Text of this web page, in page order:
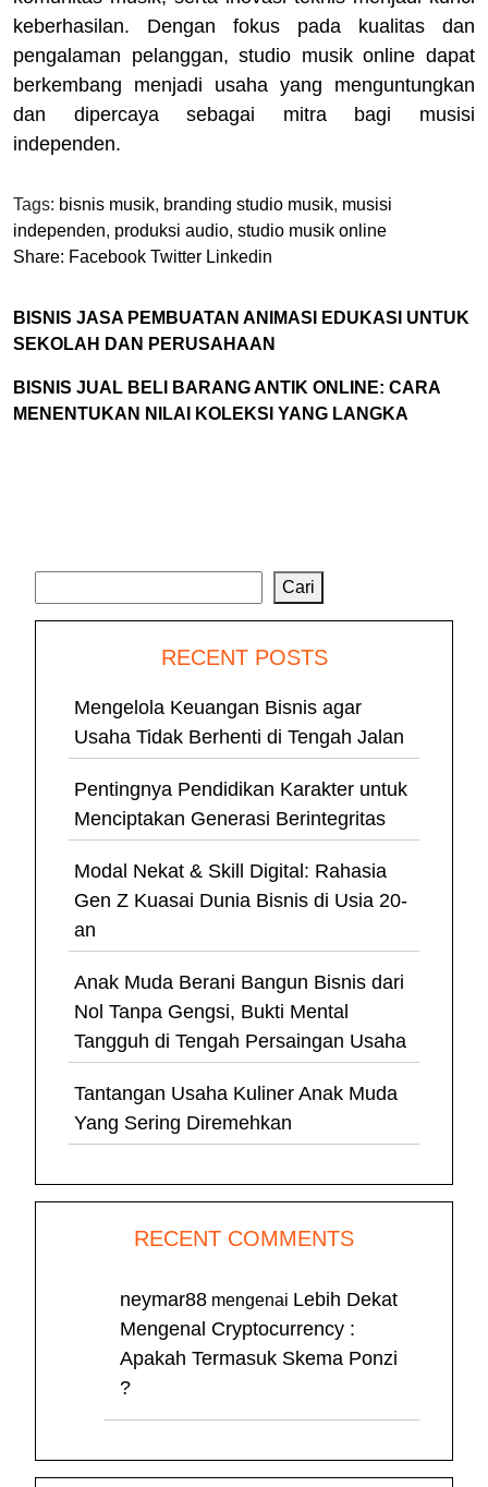
keberhasilan. Dengan fokus pada kualitas dan
pengalaman pelanggan, studio musik online dapat
berkembang menjadi usaha yang menguntungkan
dan dipercaya sebagai mitra bagi musisi
independen.
Tags: bisnis musik, branding studio musik, musisi
independen, produksi audio, studio musik online
Share: Facebook Twitter Linkedin
BISNIS JASA PEMBUATAN ANIMASI EDUKASI UNTUK
SEKOLAH DAN PERUSAHAAN
BISNIS JUAL BELI BARANG ANTIK ONLINE: CARA
MENENTUKAN NILAI KOLEKSI YANG LANGKA
Cari
RECENT POSTS
Mengelola Keuangan Bisnis agar
Usaha Tidak Berhenti di Tengah Jalan
Pentingnya Pendidikan Karakter untuk
Menciptakan Generasi Berintegritas
Modal Nekat & Skill Digital: Rahasia
Gen Z Kuasai Dunia Bisnis di Usia 20-
an
Anak Muda Berani Bangun Bisnis dari
Nol Tanpa Gengsi, Bukti Mental
Tangguh di Tengah Persaingan Usaha
Tantangan Usaha Kuliner Anak Muda
Yang Sering Diremehkan
RECENT COMMENTS
neymar88 mengenai Lebih Dekat
Mengenal Cryptocurrency :
Apakah Termasuk Skema Ponzi
?